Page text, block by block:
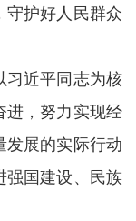
守护好人民群众
习近平同志为核
进，努力实现经
发展的实际行动
强国建设、民族